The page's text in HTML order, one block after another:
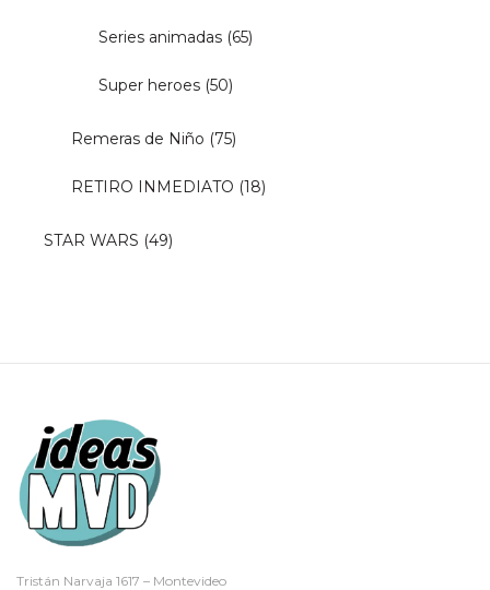
Series animadas (65)
Super heroes (50)
Remeras de Niño (75)
RETIRO INMEDIATO (18)
STAR WARS (49)
Tristán Narvaja 1617 – Montevideo